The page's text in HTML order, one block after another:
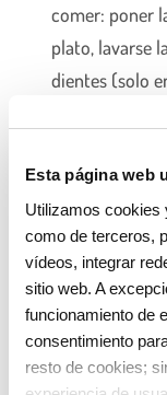
Esta página web
Utilizamos cookies
como de terceros,
vídeos, integrar
sitio web. A
funcionamiento de
consentimiento
resto de cookies;
comer: poner
plato, lavarse
dientes (solo